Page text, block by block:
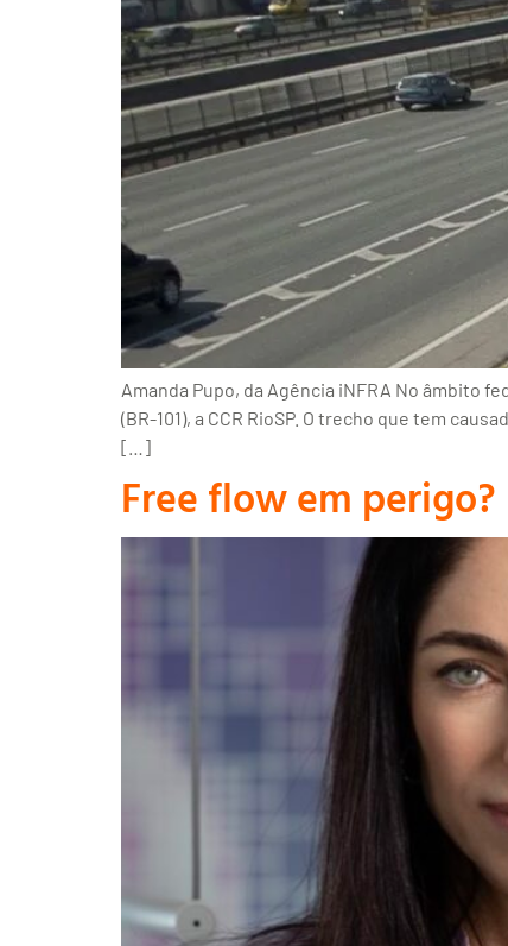
Amanda Pupo, da Agência iNFRA No âmbito
(BR-101), a CCR RioSP. O trecho que tem
[…]
Free flow em